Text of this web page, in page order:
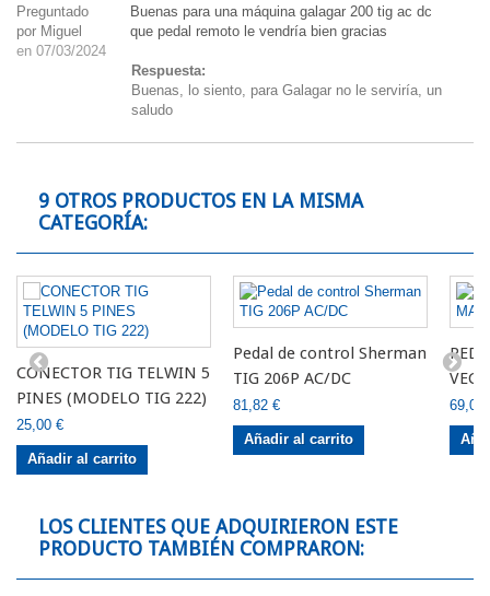
Preguntado
por Miguel
en 07/03/2024
Buenas para una máquina galagar 200 tig ac dc
que pedal remoto le vendría bien gracias
Respuesta:
Buenas, lo siento, para Galagar no le serviría, un
saludo
9 OTROS PRODUCTOS EN LA MISMA
CATEGORÍA:
CONECTOR TIG TELWIN 5
PINES (MODELO TIG 222)
25,00 €
Añadir al carrito
Pedal de control Sherman
TIG 206P AC/DC
81,82 €
Añadir al carrito
69,00
LOS CLIENTES QUE ADQUIRIERON ESTE
PRODUCTO TAMBIÉN COMPRARON: